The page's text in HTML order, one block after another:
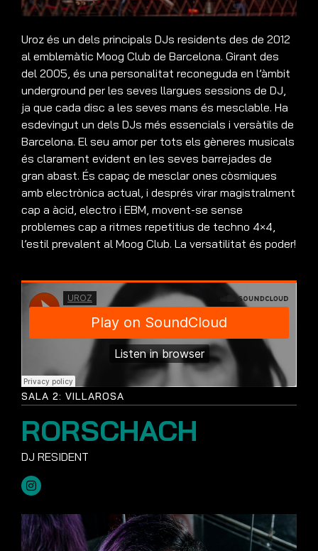
Uroz és un dels principals DJs residents des de 2012
al emblemàtic Moog Club de Barcelona. Girant des
del 2005, és una personalitat reconeguda en l’àmbit
underground per les seves llargues sessions de DJ,
ja que cada disc a les seves mans és mesclable. Ha
esdevingut un dels DJs més essencials i versàtils de
Barcelona. El seu amor per tots els gèneres musicals
és clarament evident en les seves barrejades de
gran abast. És capaç de mesclar ones còsmiques
amb electrònica actual, i després virar magistralment
cap a àcid, electro i EBM, movent-se sense
problemes cap a ritmes repetitius de techno 4×4,
l’estil prevalent al Moog Club. La versatilitat és poder!
SALA 2: VILLAROSA
RORSCHACH